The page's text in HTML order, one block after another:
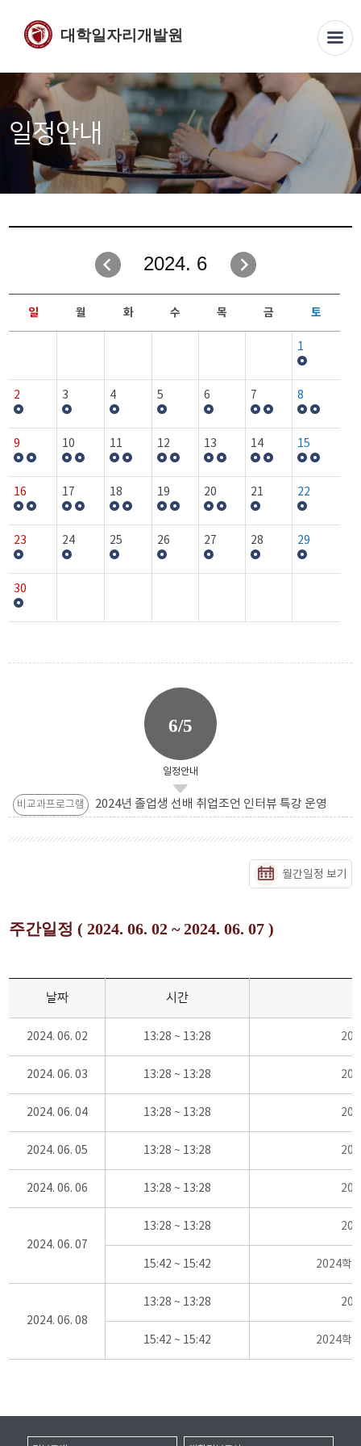
대학일자리개발원
일정안내
2024. 6
일 월 화 수 목 금 토
1
2 3 4 5 6 7 8
9 10 11 12 13 14 15
16 17 18 19 20 21 22
23 24 25 26 27 28 29
30
6/5
일정안내
비교과프로그램 2024년 졸업생 선배 취업조언 인터뷰 특강 운영
월간일정 보기
주간일정 ( 2024. 06. 02 ~ 2024. 06. 07 )
날짜 시간
2024. 06. 02 13:28 ~ 13:28
2024. 06. 03 13:28 ~ 13:28
2024. 06. 04 13:28 ~ 13:28
2024. 06. 05 13:28 ~ 13:28
2024. 06. 06 13:28 ~ 13:28
2024. 06. 07
13:28 ~ 13:28
15:42 ~ 15:42 2024학
2024. 06. 08
13:28 ~ 13:28
15:42 ~ 15:42 2024학